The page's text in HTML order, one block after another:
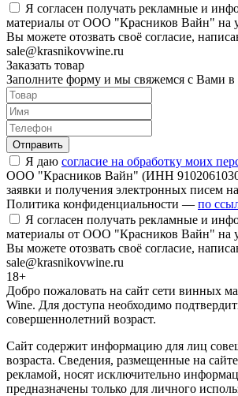
Я согласен получать рекламные и
материалы от ООО "Красников Вайн" на
Вы можете отозвать своё согласие,
sale@krasnikovwine.ru
Заказать товар
Заполните форму и мы свяжемся с Вами в
Отправить
Я даю согласие на обработку моих
ООО "Красников Вайн" (ИНН
заявки и получения электронных писем
Политика конфиденциальности — по
Я согласен получать рекламные и
материалы от ООО "Красников Вайн" на
Вы можете отозвать своё согласие,
sale@krasnikovwine.ru
18+
Добро пожаловать на сайт сети винных
Wine. Для доступа необходимо
совершеннолетний возраст.
Сайт содержит информацию для лиц
возраста. Сведения, размещенные на
рекламой, носят исключительно
предназначены только для личного